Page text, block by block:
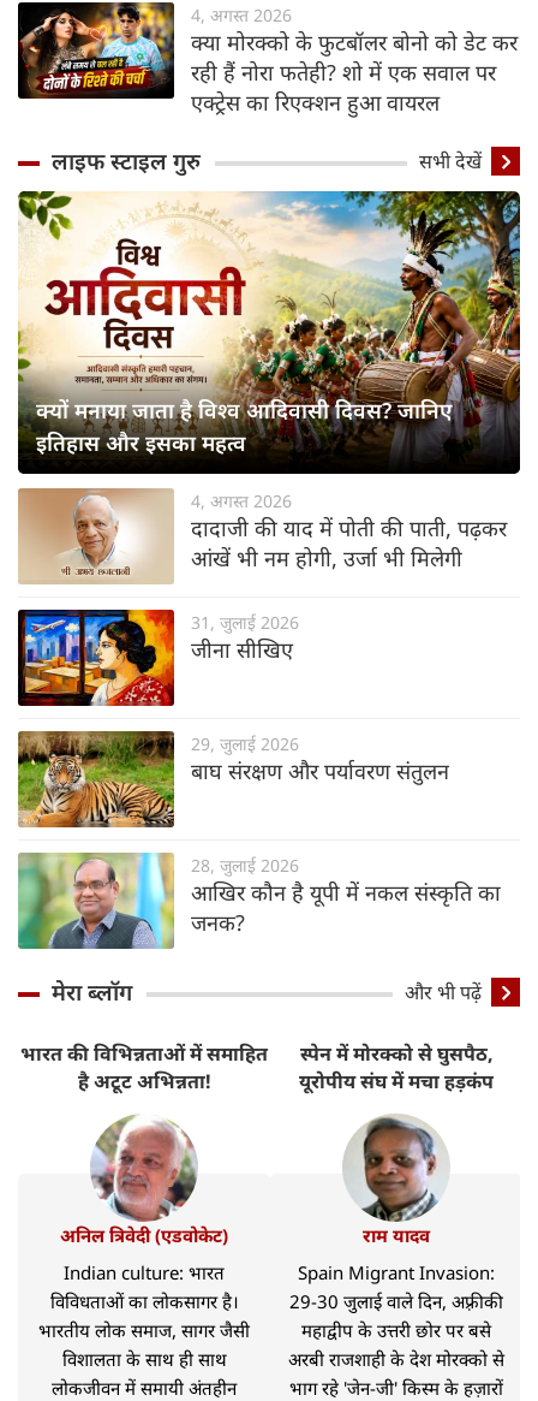
4, अगस्त 2026
क्या मोरक्को के फुटबॉलर बोनो को डेट कर
रही हैं नोरा फतेही? शो में एक सवाल पर
एक्ट्रेस का रिएक्शन हुआ वायरल
लाइफ स्‍टाइल गुरु सभी देखें
क्यों मनाया जाता है विश्व आदिवासी दिवस? जानिए
इतिहास और इसका महत्व
4, अगस्त 2026
दादाजी की याद में पोती की पाती, पढ़कर
आंखें भी नम होगी, उर्जा भी मिलेगी
31, जुलाई 2026
जीना सीखिए
29, जुलाई 2026
बाघ संरक्षण और पर्यावरण संतुलन
28, जुलाई 2026
आखिर कौन है यूपी में नकल संस्कृति का
जनक?
मेरा ब्लॉग और भी पढ़ें
भारत की विभिन्नताओं में समाहित
है अटूट अभिन्नता!
अनिल त्रिवेदी (एडवोकेट)
Indian culture: भारत
विविधताओं का लोकसागर है।
भारतीय लोक समाज, सागर जैसी
विशालता के साथ ही साथ
लोकजीवन में समायी अंतहीन
स्पेन में मोरक्को से घुसपैठ,
यूरोपीय संघ में मचा हड़कंप
राम यादव
Spain Migrant Invasion:
29-30 जुलाई वाले दिन, अफ़्रीकी
महाद्वीप के उत्तरी छोर पर बसे
अरबी राजशाही के देश मोरक्को से
भाग रहे 'जेन-जी' किस्म के हज़ारों